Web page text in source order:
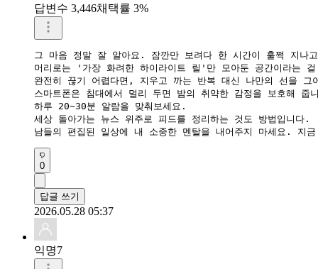
답변수 3,446채택률 3%
그 마음 정말 잘 알아요. 잠깐만 보려다 한 시간이 훌쩍 지나
머리로는 '가장 화려한 하이라이트 릴'만 모아둔 공간이라는
완전히 끊기 어렵다면, 지우고 까는 반복 대신 나만의 선을 그
스마트폰은 침대에서 멀리 두면 밤의 취약한 감정을 보호해 줍
​하루 20~30분 알람을 맞춰보세요.
​세상 돌아가는 뉴스 위주로 피드를 정리하는 것도 방법입니다.
남들의 편집된 일상에 내 소중한 멘탈을 내어주지 마세요. 지
0
답글 쓰기
2026.05.28 05:37
익명7